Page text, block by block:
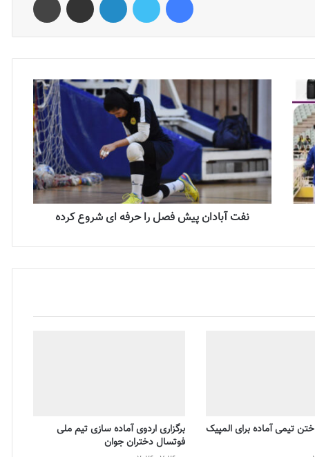
نفت آبادان پیش فصل را حرفه ای شروع کرده
تیمی آماده برای المپیک
برگزاری اردوی آماده سازی تیم ملی
فوتسال دختران جوان